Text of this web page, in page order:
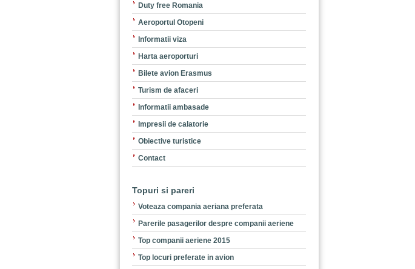
Duty free Romania
Aeroportul Otopeni
Informatii viza
Harta aeroporturi
Bilete avion Erasmus
Turism de afaceri
Informatii ambasade
Impresii de calatorie
Obiective turistice
Contact
Topuri si pareri
Voteaza compania aeriana preferata
Parerile pasagerilor despre companii aeriene
Top companii aeriene 2015
Top locuri preferate in avion